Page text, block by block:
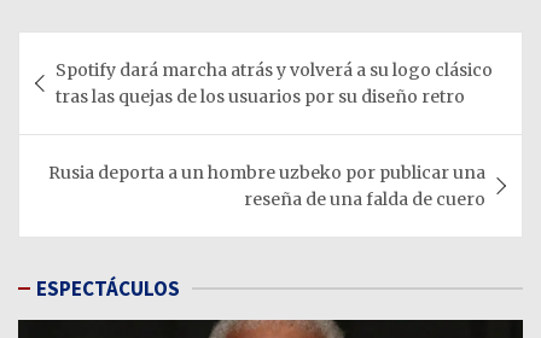
de
entradas
Spotify dará marcha atrás y volverá a su logo clásico
tras las quejas de los usuarios por su diseño retro
Rusia deporta a un hombre uzbeko por publicar una
reseña de una falda de cuero
ESPECTÁCULOS